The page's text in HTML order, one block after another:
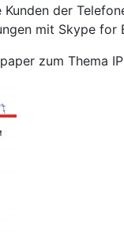
der
mit Skype for
zum Thema